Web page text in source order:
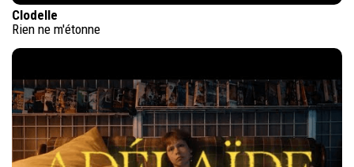
Clodelle
Rien ne m'étonne